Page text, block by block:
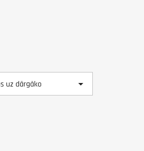
uz dārgāko 